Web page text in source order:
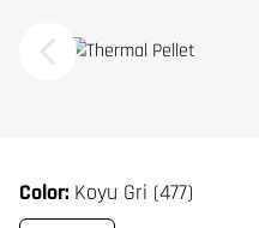
Color: Koyu Gri (477)